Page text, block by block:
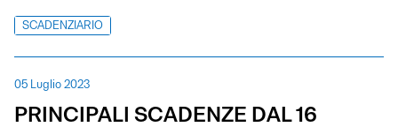
SCADENZIARIO
05 Luglio 2023
PRINCIPALI SCADENZE DAL 16